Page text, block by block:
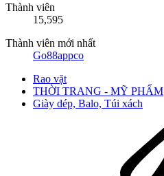
Thành viên
15,595
Thành viên mới nhất
Go88appco
Rao vặt
THỜI TRANG - MỸ PHẨM
Giày dép, Balo, Túi xách